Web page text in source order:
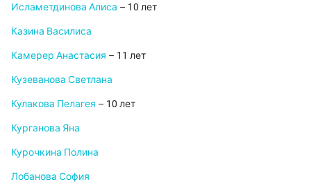
Исламетдинова Алиса – 10 лет
Казина Василиса
Камерер Анастасия – 11 лет
Кузеванова Светлана
Кулакова Пелагея – 10 лет
Курганова Яна
Курочкина Полина
Лобанова София